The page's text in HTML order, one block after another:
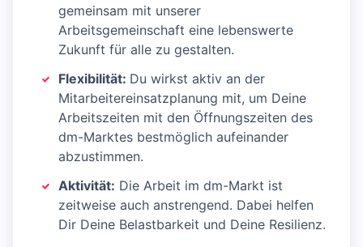
gemeinsam mit unserer
Arbeitsgemeinschaft eine lebenswerte
Zukunft für alle zu gestalten.
Flexibilität: Du wirkst aktiv an der
Mitarbeitereinsatzplanung mit, um Deine
Arbeitszeiten mit den Öffnungszeiten des
dm-Marktes bestmöglich aufeinander
abzustimmen.
Aktivität: Die Arbeit im dm-Markt ist
zeitweise auch anstrengend. Dabei helfen
Dir Deine Belastbarkeit und Deine Resilienz.